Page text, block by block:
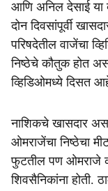
आणि अनिल देसाई या
दोन दिवसांपूर्वी
परिषदेतील वाजेंचा
निष्ठेचे कौतुक होत
व्हिडिओमध्ये दिसत
नाशिकचे खासदार
ओमराजेंचा निष्ठेचा
फुटतील पण ओमराजे
शिवसैनिकांना होती.